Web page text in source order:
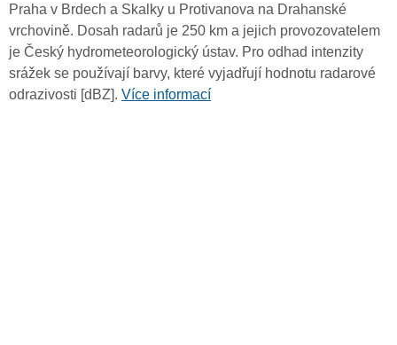
Praha v Brdech a Skalky u Protivanova na Drahanské
vrchovině. Dosah radarů je 250 km a jejich provozovatelem
je Český hydrometeorologický ústav. Pro odhad intenzity
srážek se používají barvy, které vyjadřují hodnotu radarové
odrazivosti [dBZ]. Více informací